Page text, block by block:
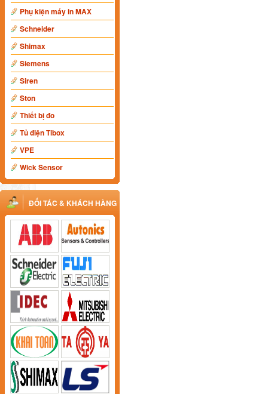
Phụ kiện máy in MAX
Schneider
Shimax
Siemens
Siren
Ston
Thiết bị đo
Tủ điện Tibox
VPE
Wick Sensor
ĐỐI TÁC & KHÁCH HÀNG